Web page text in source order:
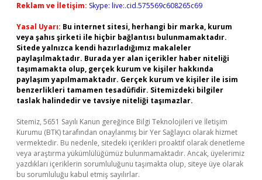
Reklam ve İletişim: Skype: live:.cid.575569c608265c69
Yasal Uyarı: Bu internet sitesi, herhangi bir marka, kurum
veya şahıs şirketi ile hiçbir bağlantısı bulunmamaktadır.
Sitede yalnızca kendi hazırladığımız makaleler
paylaşılmaktadır. Burada yer alan içerikler haber niteliği
taşımamakta olup, gerçek kurum ve kişiler hakkında
paylaşım yapılmamaktadır. Gerçek kurum ve kişiler ile isim
benzerlikleri tamamen tesadüfidir. Sitemizdeki bilgiler
taslak halindedir ve tavsiye niteliği taşımazlar.
Sitemiz, 5651 Sayılı Kanun gereğince Bilgi Teknolojileri ve İletişim
Kurumu (BTK) tarafından onaylanmış bir Yer Sağlayıcı olarak hizmet
vermektedir. Bu nedenle, sitedeki içerikleri proaktif olarak denetleme
veya araştırma yükümlülüğümüz bulunmamaktadır. Ancak, üyelerimiz
yazdıkları içeriklerin sorumluluğunu taşımakta olup, siteye üye olarak
bu sorumluluğu kabul etmiş sayılırlar.